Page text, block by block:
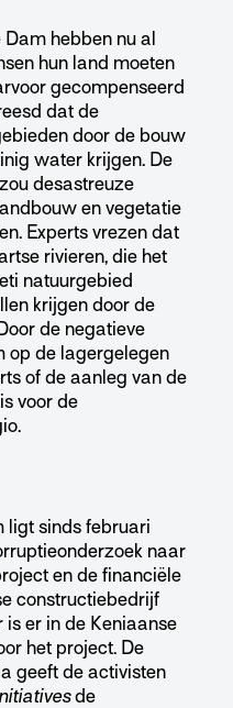
hebben nu al
hun land moeten
gecompenseerd
dat de
door de bouw
water krijgen. De
desastreuze
en vegetatie
Experts vrezen dat
rivieren, die het
natuurgebied
krijgen door de
de negatieve
op de lagergelegen
of de aanleg van de
voor de
ligt sinds februari
naar
en de financiële
constructiebedrijf
is er in de Keniaanse
het project. De
geeft de activisten
de